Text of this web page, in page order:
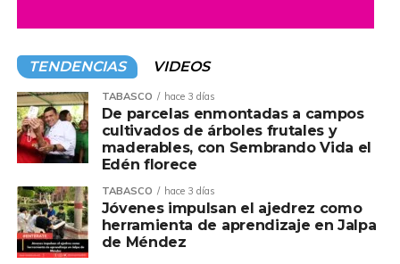
con los actores políticos del VI Distrito electoral,
mediante la Mesa de coordinación política de
cada municipio. Ayer le tocó, parte del Centro,
antes fue Teapa y Tacotalpa, queda pendiente
Jalapa. De acuerdo a fuentes de Morena,“Andy”
pues para una buena parte de la militancia
resulta poco conocido, no obstante de ser hijo del
estrategia consiste montarse de los aspirantes a
las alcaldías.
Y en medio todo el arropamiento al junior de la
TENDENCIAS VIDEOS
TABASCO hace 3 días
De parcelas enmontadas a campos
cultivados de árboles frutales y
maderables, con Sembrando Vida el
Edén florece
TABASCO hace 3 días
Jóvenes impulsan el ajedrez como
herramienta de aprendizaje en Jalpa
de Méndez